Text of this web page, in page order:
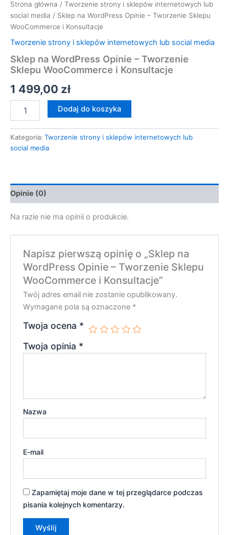
Strona główna / Tworzenie strony i sklepów internetowych lub
social media / Sklep na WordPress Opinie – Tworzenie Sklepu
WooCommerce i Konsultacje
Tworzenie strony i sklepów internetowych lub social media
Sklep na WordPress Opinie – Tworzenie
Sklepu WooCommerce i Konsultacje
1 499,00 zł
Dodaj do koszyka
Kategoria: Tworzenie strony i sklepów internetowych lub
social media
Opinie (0)
Na razie nie ma opinii o produkcie.
Napisz pierwszą opinię o „Sklep na
WordPress Opinie – Tworzenie Sklepu
WooCommerce i Konsultacje”
Twój adres email nie zostanie opublikowany.
Wymagane pola są oznaczone *
Twoja ocena *
Twoja opinia *
Nazwa
E-mail
Zapamiętaj moje dane w tej przeglądarce podczas
pisania kolejnych komentarzy.